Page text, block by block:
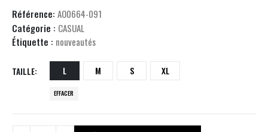
Référence: AO0664-091
Catégorie : CASUAL
Étiquette : nouveautés
TAILLE L M S XL
EFFACER